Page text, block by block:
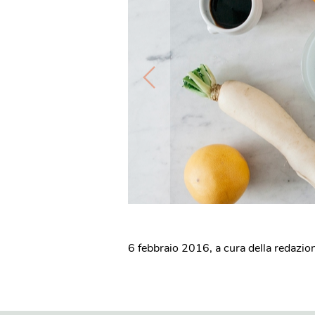
6 febbraio 2016, a cura della